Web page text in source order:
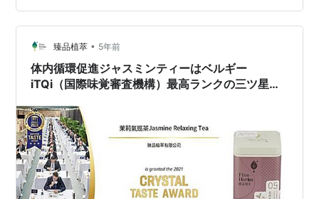
ドライアイなどの症状になります。 今…
臻品植萃 • 5年前
体内循環促進ジャスミンティーはベルギー
iTQi（国際味覚審査機構）最高ランクの三ツ星を
ティー、風味絶好賞